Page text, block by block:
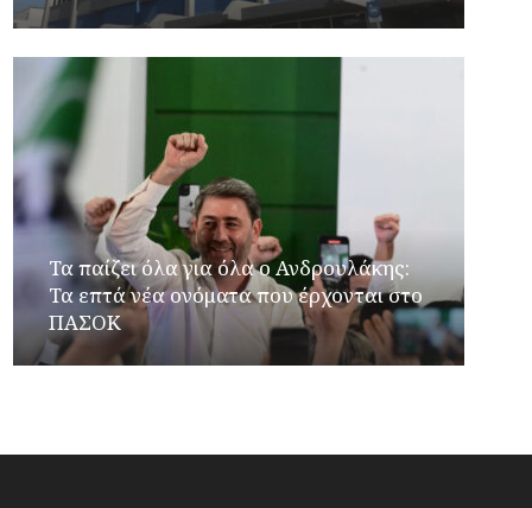
Τα παίζει όλα για όλα ο Ανδρουλάκης:
Τα επτά νέα ονόματα που έρχονται στο
ΠΑΣΟΚ